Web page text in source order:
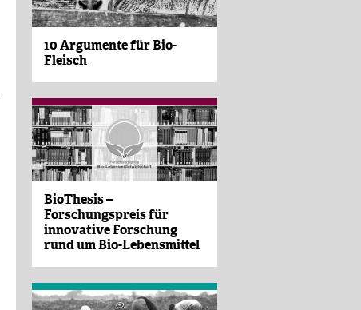
10 Argumente für Bio-
Fleisch
BioThesis –
Forschungspreis für
innovative Forschung
rund um Bio-Lebensmittel